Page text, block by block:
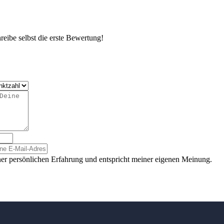
selbst die erste Bewertung!
persönlichen Erfahrung und entspricht meiner eigenen Meinung.